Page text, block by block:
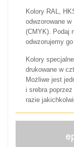
Kolory RAL,
odwzorowane
(CMYK). Podaj
odwzorujemy
Kolory
drukowane w
Możliwe jest
i srebra
razie